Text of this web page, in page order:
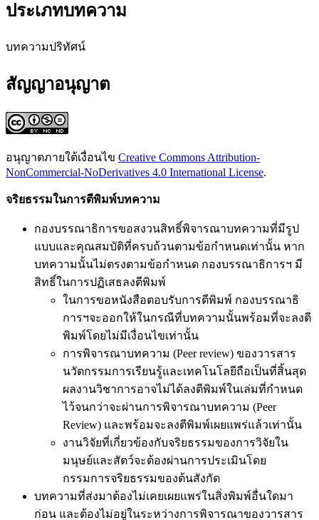
ประเภทบทความ
บทความปริทัศน์
สัญญาอนุญาต
อนุญาตภายใต้เงื่อนไข Creative Commons Attribution-
NonCommercial-NoDerivatives 4.0 International License.
จริยธรรมในการตีพิมพ์บทความ
กองบรรณาธิการขอสงวนสิทธิ์พิจารณาบทความที่มีรูป
แบบและคุณสมบัติที่ครบถ้วนตามข้อกำหนดเท่านั้น หาก
บทความนั้นไม่ตรงตามข้อกำหนด กองบรรณาธิการฯ มี
สิทธิ์ในการปฏิเสธลงตีพิมพ์
ในการขอหนังสือตอบรับการตีพิมพ์ กองบรรณาธิ
การฯจะออกให้ในกรณีที่บทความนั้นพร้อมที่จะลงตี
พิมพ์โดยไม่มีเงื่อนไขเท่านั้น
การพิจารณาบทความ (Peer review) ของวารสาร
นวัตกรรมการเรียนรู้และเทคโนโลยีถือเป็นที่สิ้นสุด
ผลงานวิชาการอาจไม่ได้ลงตีพิมพ์ในเล่มที่กำหนด
ไว้จนกว่าจะผ่านการพิจารณาบทความ (Peer
Review) และพร้อมจะลงตีพิมพ์เผยแพร่แล้วเท่านั้น
งานวิจัยที่เกี่ยวข้องกับจริยธรรมของการวิจัยใน
มนุษย์และสัตว์จะต้องผ่านการประเมินโดย
กรรมการจริยธรรมของต้นสังกัด
บทความที่ส่งมาต้องไม่เคยเผยแพร่ในสิ่งพิมพ์อื่นใดมา
ก่อน และต้องไม่อยู่ในระหว่างการพิจารณาของวารสาร